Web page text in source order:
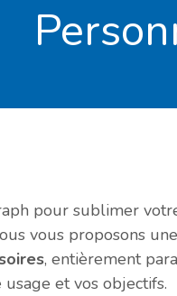
pour sublimer
vous proposons une
, entièrement
et vos objectifs.